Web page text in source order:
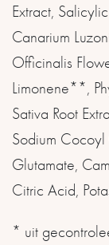
Extract,
Canarium
Officinalis
Limonene**,
Sativa Root
Sodium Cocoyl
Glutamate,
Citric Acid,
* uit